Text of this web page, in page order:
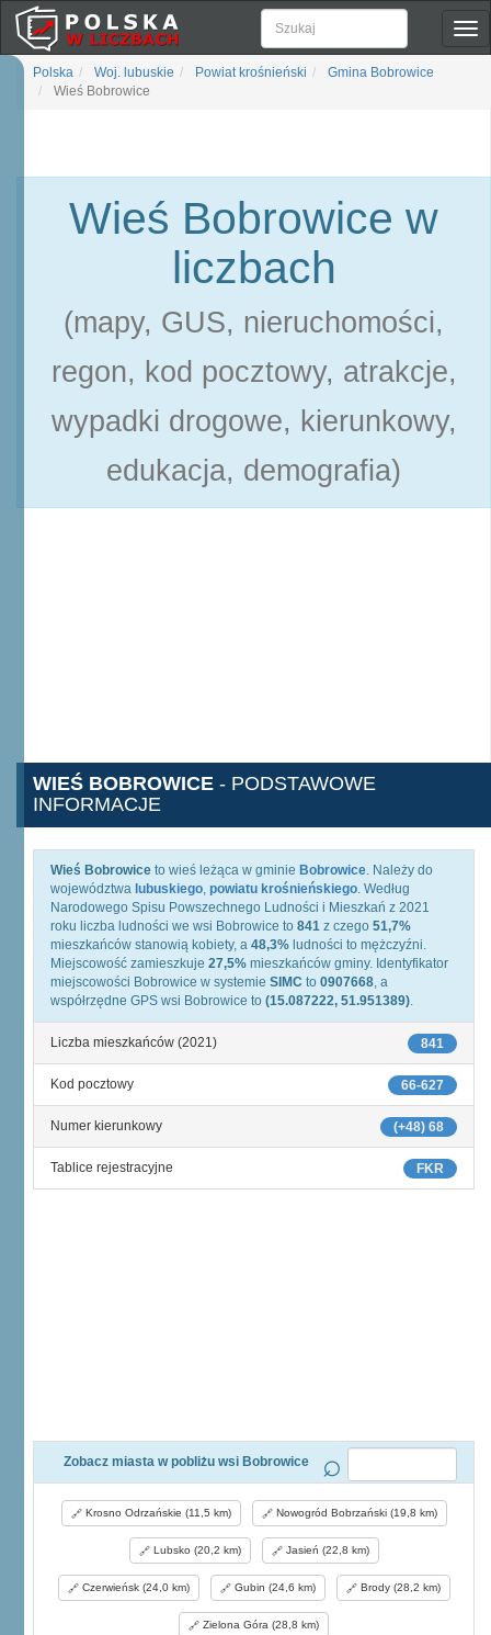
Polska Woj. lubuskie Powiat krośnieński
Gmina Bobrowice
Wieś Bobrowice
Wieś Bobrowice w
liczbach
(mapy, GUS, nieruchomości,
regon, kod pocztowy, atrakcje,
wypadki drogowe, kierunkowy,
edukacja, demografia)
WIEŚ BOBROWICE - PODSTAWOWE
INFORMACJE
Wieś Bobrowice to wieś leżąca w gminie Bobrowice. Należy do
województwa lubuskiego, powiatu krośnieńskiego. Według
Narodowego Spisu Powszechnego Ludności i Mieszkań z 2021
roku liczba ludności we wsi Bobrowice to 841 z czego 51,7%
mieszkańców stanowią kobiety, a 48,3% ludności to mężczyźni.
Miejscowość zamieszkuje 27,5% mieszkańców gminy. Identyfikator
miejscowości Bobrowice w systemie SIMC to 0907668, a
współrzędne GPS wsi Bobrowice to (15.087222, 51.951389).
841
Liczba mieszkańców (2021)
66-627
Kod pocztowy
(+48) 68
Numer kierunkowy
FKR
Tablice rejestracyjne
Zobacz miasta w pobliżu wsi Bobrowice
Krosno Odrzańskie (11,5 km) Nowogród Bobrzański (19,8 km)
Lubsko (20,2 km) Jasień (22,8 km)
Czerwieńsk (24,0 km) Gubin (24,6 km) Brody (28,2 km)
Zielona Góra (28,8 km)